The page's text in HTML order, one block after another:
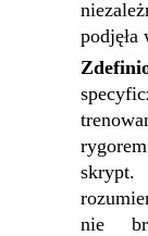
podjęła
nie